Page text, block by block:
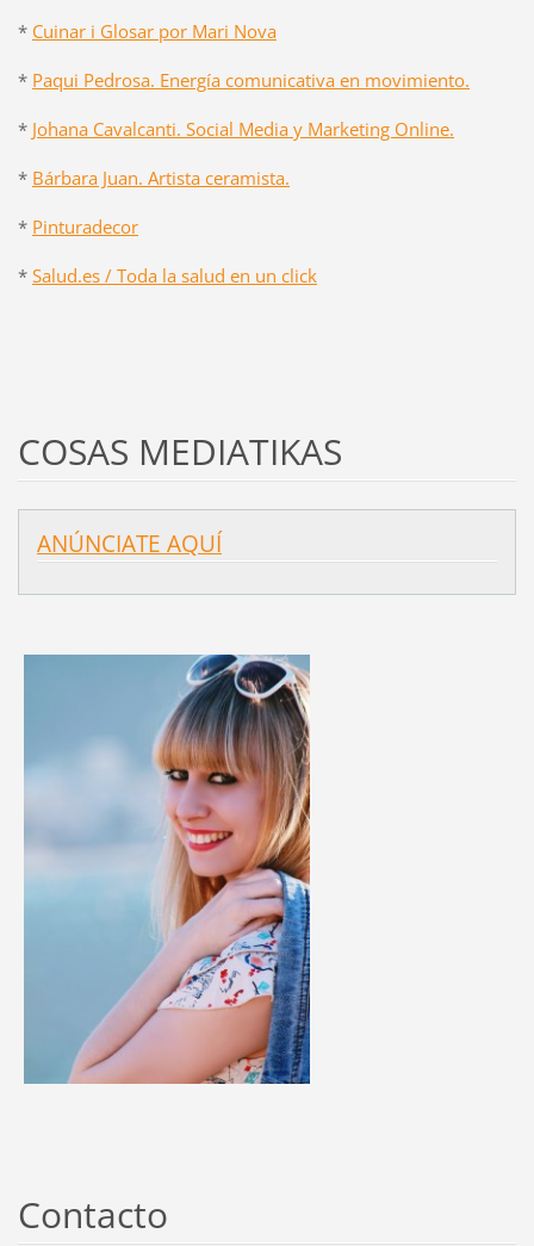
* Cuinar i Glosar por Mari Nova
* Paqui Pedrosa. Energía comunicativa en movimiento.
* Johana Cavalcanti. Social Media y Marketing Online.
* Bárbara Juan. Artista ceramista.
* Pinturadecor
* Salud.es / Toda la salud en un click
COSAS MEDIATIKAS
ANÚNCIATE AQUÍ
Contacto